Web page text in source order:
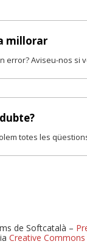
millorar
error? Aviseu-nos si
totes les
de Softcatalà –
Creative Commons